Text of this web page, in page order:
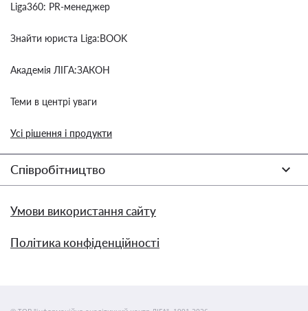
Liga360: PR-менеджер
Знайти юриста Liga:BOOK
Академія ЛІГА:ЗАКОН
Теми в центрі уваги
Усі рішення і продукти
Співробітництво
Умови використання сайту
Політика конфіденційності